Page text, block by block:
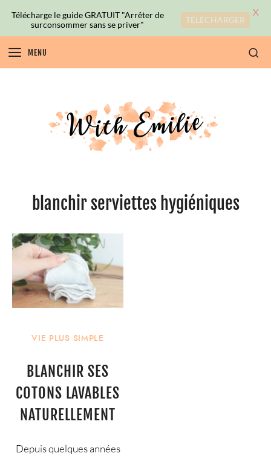
MENU
blanchir serviettes hygiéniques
VIE PLUS SIMPLE
BLANCHIR SES
COTONS LAVABLES
NATURELLEMENT
Depuis quelques années
Télécharge le guide GRATUIT "Arrêter de
surconsommer sans se priver"
TÉLÉCHARGER
X